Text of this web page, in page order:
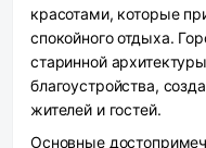
красотами, которые
спокойного отдыха.
старинной
благоустройства,
жителей и гостей.
Основные